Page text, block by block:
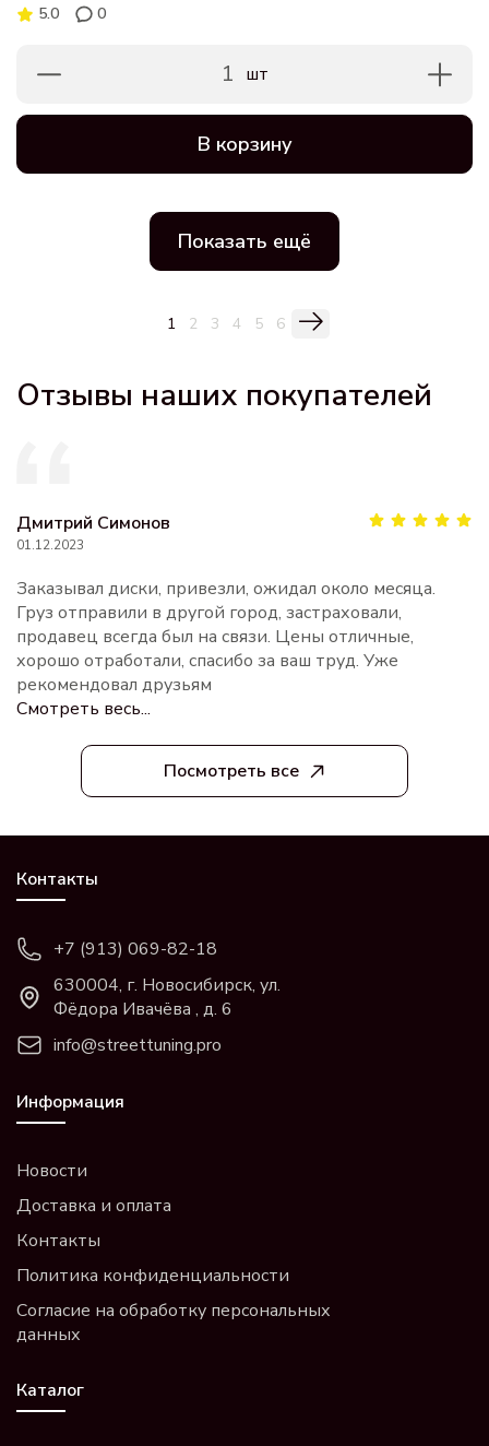
5.0 0
1 шт
В корзину
Показать ещё
1 2 3 4 5 6
Отзывы наших покупателей
Посмотреть все
Дмитрий Симонов
01.12.2023
Заказывал диски, привезли, ожидал около месяца.
Груз отправили в другой город, застраховали,
продавец всегда был на связи. Цены отличные,
хорошо отработали, спасибо за ваш труд. Уже
рекомендовал друзьям
Смотреть весь...
Контакты
+7 (913) 069-82-18
630004, г. Новосибирск, ул.
Фёдора Ивачёва , д. 6
info@streettuning.pro
Информация
Новости
Доставка и оплата
Контакты
Политика конфиденциальности
Согласие на обработку персональных
данных
Каталог